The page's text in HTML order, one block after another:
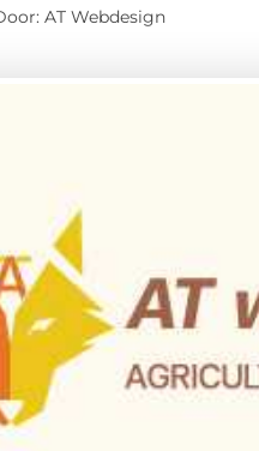
AT Webdesign